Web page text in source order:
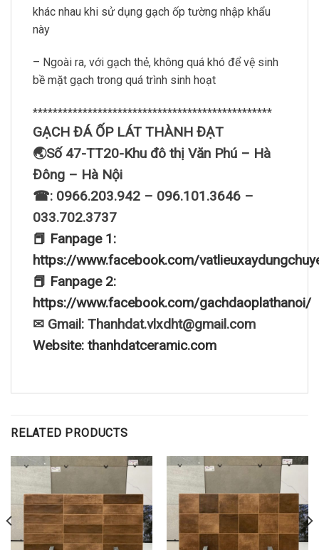
khác nhau khi sử dụng gạch ốp tường nhập khẩu
này
– Ngoài ra, với gạch thẻ, không quá khó để vệ sinh
bề mặt gạch trong quá trình sinh hoạt
************************************************
GẠCH ĐÁ ỐP LÁT THÀNH ĐẠT
🌏Số 47-TT20-Khu đô thị Văn Phú – Hà
Đông – Hà Nội
☎: 0966.203.942 – 096.101.3646 –
033.702.3737
📕 Fanpage 1:
https://www.facebook.com/
📕 Fanpage 2:
https://www.facebook.com/gachdaoplathanoi/
✉ Gmail: Thanhdat.vlxdht@gmail.com
Website: thanhdatceramic.com
RELATED PRODUCTS